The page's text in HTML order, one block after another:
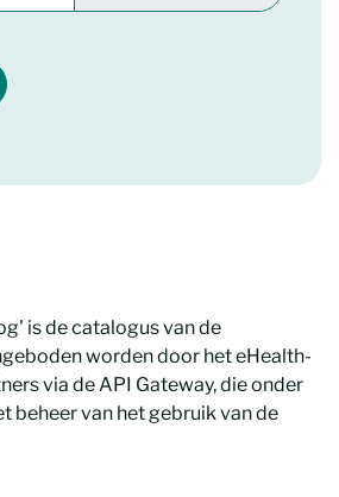
is de catalogus van de
worden door het eHealth-
via de API Gateway, die onder
beheer van het gebruik van de